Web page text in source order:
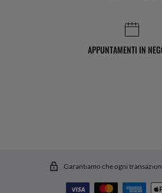
APPUNTAMENTI IN
Garantiamo che ogni